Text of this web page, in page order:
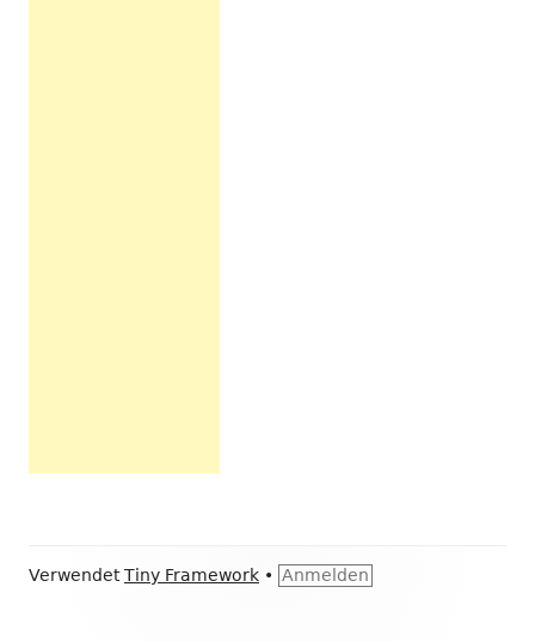
Footer
VerwendetTiny Framework • Anmelden